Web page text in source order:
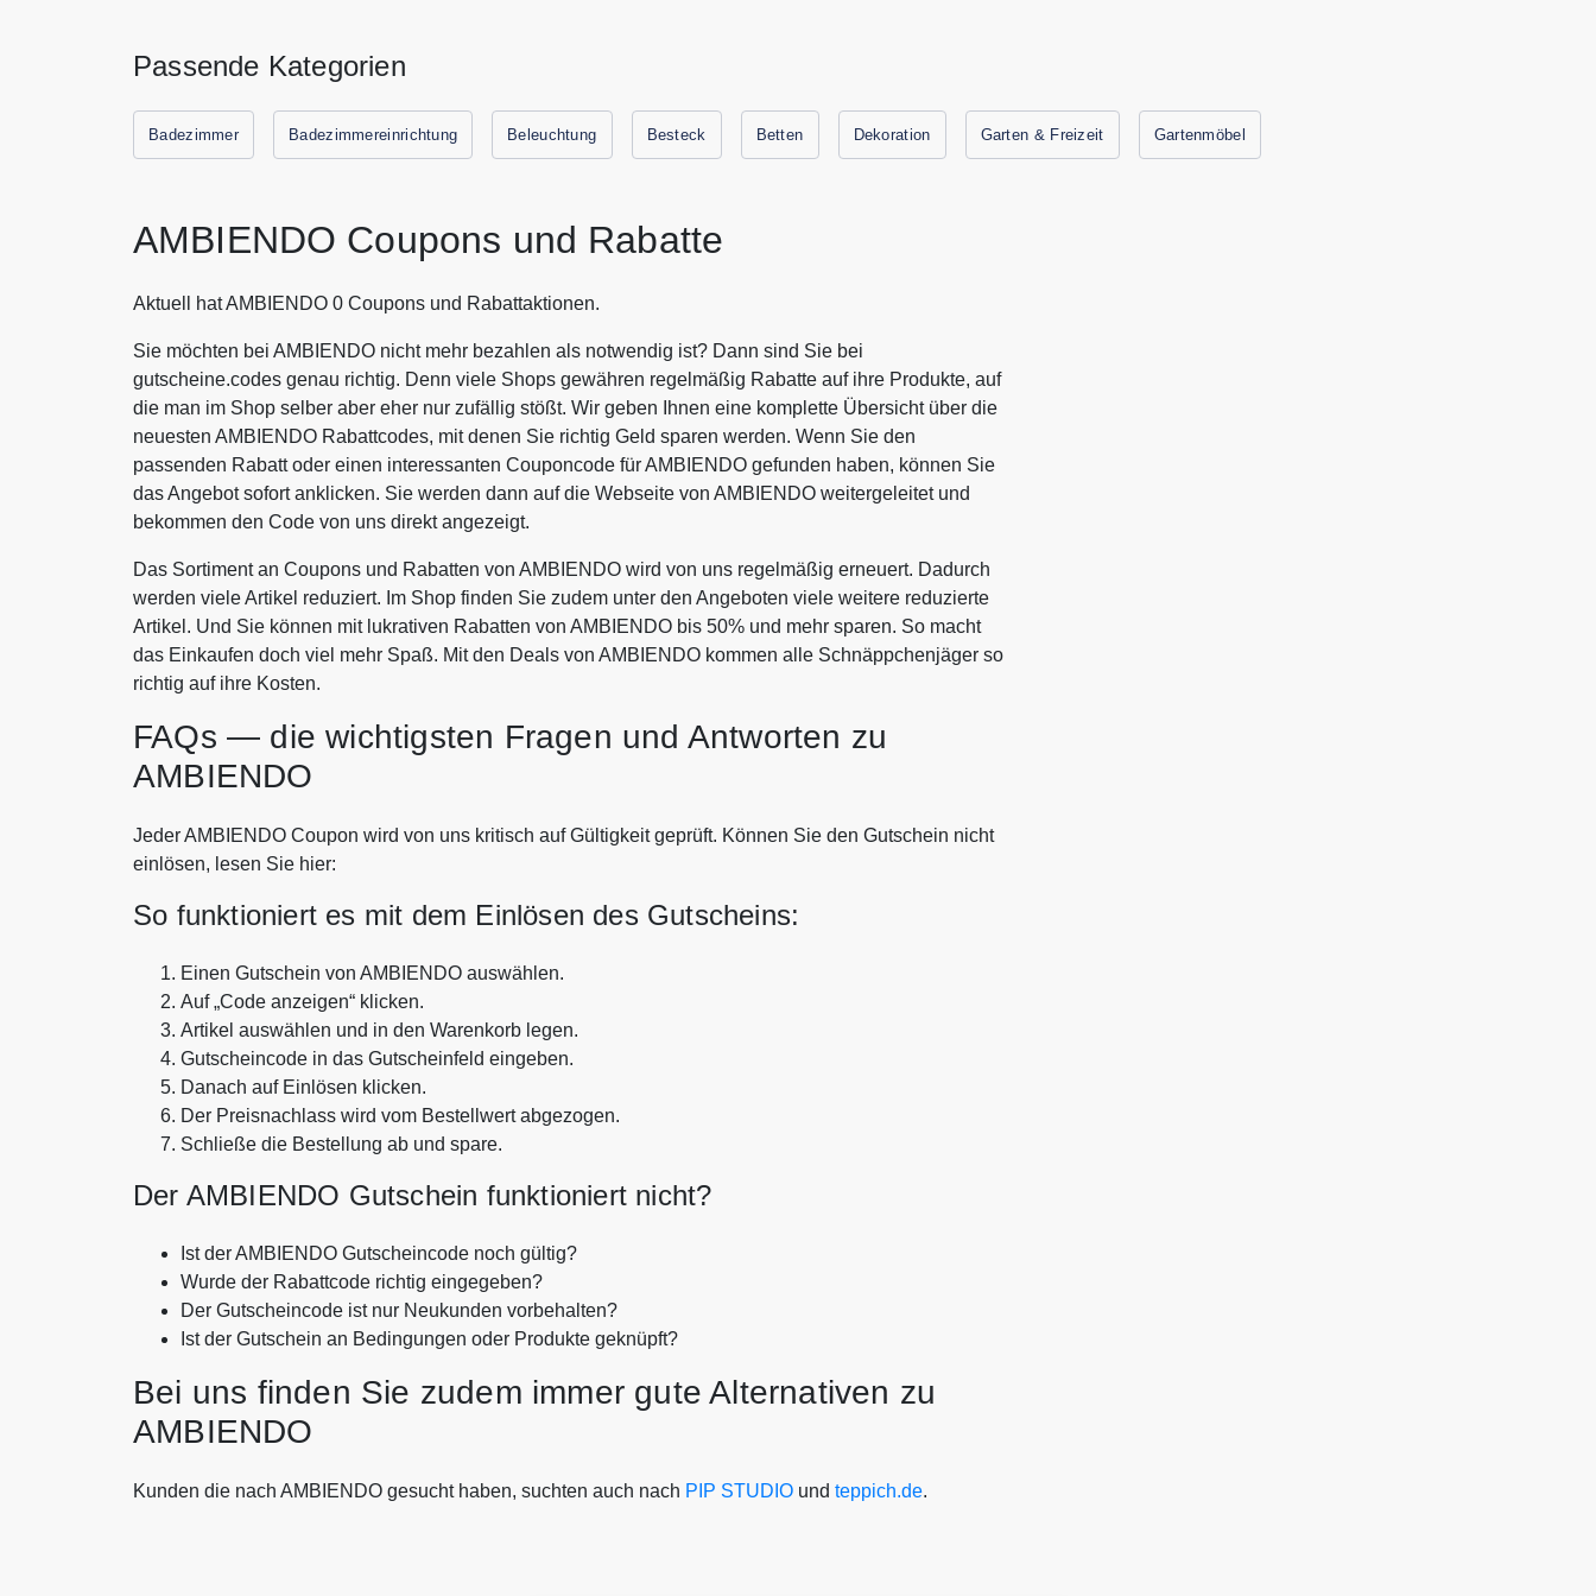
Passende Kategorien
Badezimmer Badezimmereinrichtung Beleuchtung Besteck Betten Dekoration Garten & Freizeit Gartenmöbel
AMBIENDO Coupons und Rabatte
Aktuell hat AMBIENDO 0 Coupons und Rabattaktionen.
Sie möchten bei AMBIENDO nicht mehr bezahlen als notwendig ist? Dann sind Sie bei
gutscheine.codes genau richtig. Denn viele Shops gewähren regelmäßig Rabatte auf ihre Produkte, auf
die man im Shop selber aber eher nur zufällig stößt. Wir geben Ihnen eine komplette Übersicht über die
neuesten AMBIENDO Rabattcodes, mit denen Sie richtig Geld sparen werden. Wenn Sie den
passenden Rabatt oder einen interessanten Couponcode für AMBIENDO gefunden haben, können Sie
das Angebot sofort anklicken. Sie werden dann auf die Webseite von AMBIENDO weitergeleitet und
bekommen den Code von uns direkt angezeigt.
Das Sortiment an Coupons und Rabatten von AMBIENDO wird von uns regelmäßig erneuert. Dadurch
werden viele Artikel reduziert. Im Shop finden Sie zudem unter den Angeboten viele weitere reduzierte
Artikel. Und Sie können mit lukrativen Rabatten von AMBIENDO bis 50% und mehr sparen. So macht
das Einkaufen doch viel mehr Spaß. Mit den Deals von AMBIENDO kommen alle Schnäppchenjäger so
richtig auf ihre Kosten.
FAQs — die wichtigsten Fragen und Antworten zu
AMBIENDO
Jeder AMBIENDO Coupon wird von uns kritisch auf Gültigkeit geprüft. Können Sie den Gutschein nicht
einlösen, lesen Sie hier:
So funktioniert es mit dem Einlösen des Gutscheins:
Einen Gutschein von AMBIENDO auswählen.
Auf „Code anzeigen“ klicken.
Artikel auswählen und in den Warenkorb legen.
Gutscheincode in das Gutscheinfeld eingeben.
Danach auf Einlösen klicken.
Der Preisnachlass wird vom Bestellwert abgezogen.
Schließe die Bestellung ab und spare.
Der AMBIENDO Gutschein funktioniert nicht?
Ist der AMBIENDO Gutscheincode noch gültig?
Wurde der Rabattcode richtig eingegeben?
Der Gutscheincode ist nur Neukunden vorbehalten?
Ist der Gutschein an Bedingungen oder Produkte geknüpft?
Bei uns finden Sie zudem immer gute Alternativen zu
AMBIENDO
Kunden die nach AMBIENDO gesucht haben, suchten auch nach PIP STUDIO und teppich.de.